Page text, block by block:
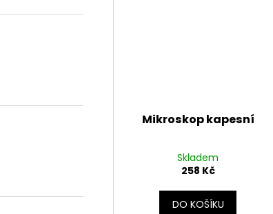
Mikroskop kapesní
Skladem
258 Kč
DO KOŠÍKU